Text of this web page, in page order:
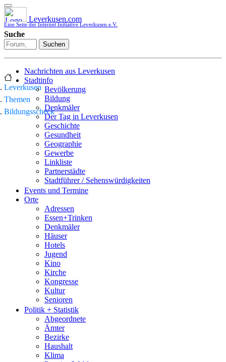
Leverkusen.com
Eine Seite der Internet Initiative Leverkusen e.V.
Suche
Suchen
Nachrichten aus Leverkusen
Stadtinfo
Bevölkerung
Bildung
Denkmäler
Der Tag in Leverkusen
Geschichte
Gesundheit
Geographie
Gewerbe
Linkliste
Partnerstädte
Stadtführer / Sehenswürdigkeiten
Stadtplan
Sport
Who is who
Wohnen
Events und Termine
Orte
Adressen
Essen+Trinken
Denkmäler
Häuser
Hotels
Jugend
Kino
Kirche
Kongresse
Kultur
Senioren
Stadtführer
Straßen
Politik + Statistik
Abgeordnete
Ämter
Bezirke
Haushalt
Klima
Leverkusen
Themen
Bildungsscheck